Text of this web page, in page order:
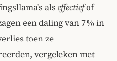
als effectiefof
een daling van 7 % in
toen ze
vergeleken met